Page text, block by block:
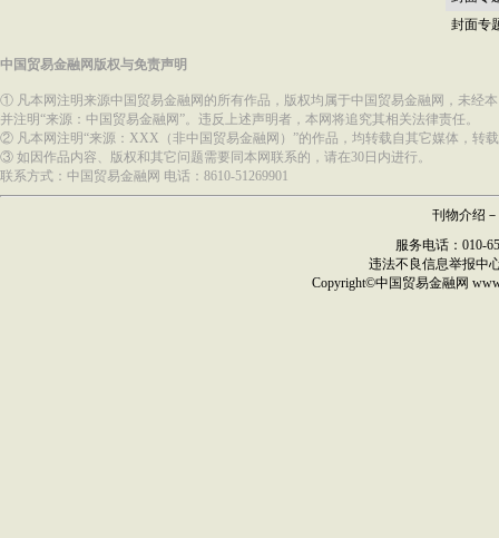
封面专
中国贸易金融网版权与免责声明
① 凡本网注明来源中国贸易金融网的所有作品，版权均属于中国贸易金融网，未经
并注明“来源：中国贸易金融网”。违反上述声明者，本网将追究其相关法律责任。
② 凡本网注明“来源：XXX（非中国贸易金融网）”的作品，均转载自其它媒体，转
③ 如因作品内容、版权和其它问题需要同本网联系的，请在30日内进行。
联系方式：中国贸易金融网 电话：8610-51269901
刊物介绍 －
服务电话：010-
违法不良信息举报中
Copyright©中国贸易金融网